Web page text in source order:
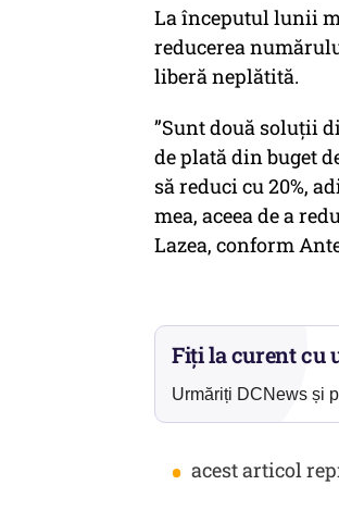
La începutul lunii
reducerea
liberă neplătită.
”Sunt două soluţii
de plată din buget
să reduci cu 20%,
mea, aceea de a
Lazea, conform
Fiți la curent cu
Urmăriți DCNews și
• acest articol